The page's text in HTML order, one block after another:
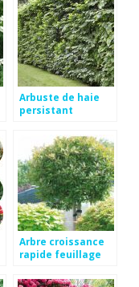
Arbuste de haie
persistant
Arbre croissance
rapide feuillage